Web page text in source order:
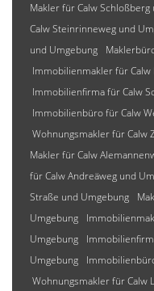
Makler für Calw
Calw Steinrinneweg und
und Umgebung
Immobilienmakler für
Immobilienfirma für Calw
Immobilienbüro für Calw
Wohnungsmakler für Calw
Makler für Calw
für Calw Andreäweg und
Straße und Umgebung
Umgebung
Umgebung
Umgebung
Wohnungsmakler für Calw